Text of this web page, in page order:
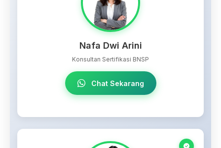
Nafa Dwi Arini
Konsultan Sertifikasi BNSP
Chat Sekarang